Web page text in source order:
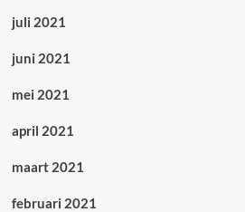
juli 2021
juni 2021
mei 2021
april 2021
maart 2021
februari 2021